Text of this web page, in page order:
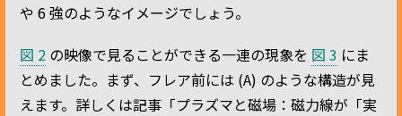
や 6 強のようなイメージでしょう。
図 2 の映像で見ることができる一連の現象を 図 3 にま
とめました。まず、フレア前には (A) のような構造が見
えます。詳しくは記事「プラズマと磁場：磁力線が「実